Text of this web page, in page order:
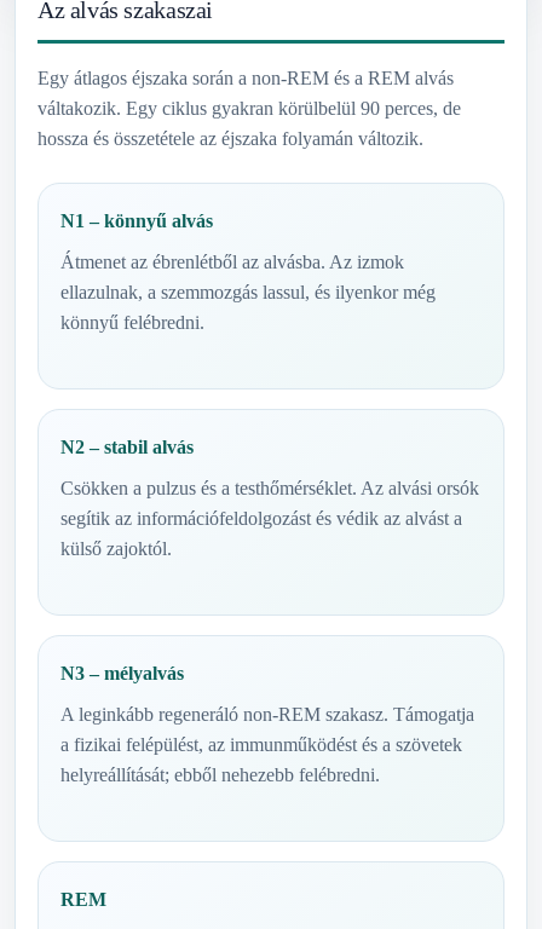
Az alvás szakaszai
Egy átlagos éjszaka során a non-REM és a REM alvás
váltakozik. Egy ciklus gyakran körülbelül 90 perces, de
hossza és összetétele az éjszaka folyamán változik.
N1 – könnyű alvás
Átmenet az ébrenlétből az alvásba. Az izmok
ellazulnak, a szemmozgás lassul, és ilyenkor még
könnyű felébredni.
N2 – stabil alvás
Csökken a pulzus és a testhőmérséklet. Az alvási orsók
segítik az információfeldolgozást és védik az alvást a
külső zajoktól.
N3 – mélyalvás
A leginkább regeneráló non-REM szakasz. Támogatja
a fizikai felépülést, az immunműködést és a szövetek
helyreállítását; ebből nehezebb felébredni.
REM